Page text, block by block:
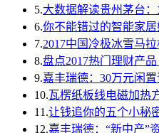
5.大数据解读贵州茅台
6.你不能错过的智能家
7.2017中国冷极冰雪马
8.盘点2017热门理财产
9.嘉丰瑞德：30万元闲
10.瓦楞纸板线电磁加热
11.让钱追你的五个小秘
12.嘉丰瑞德：“新中产”